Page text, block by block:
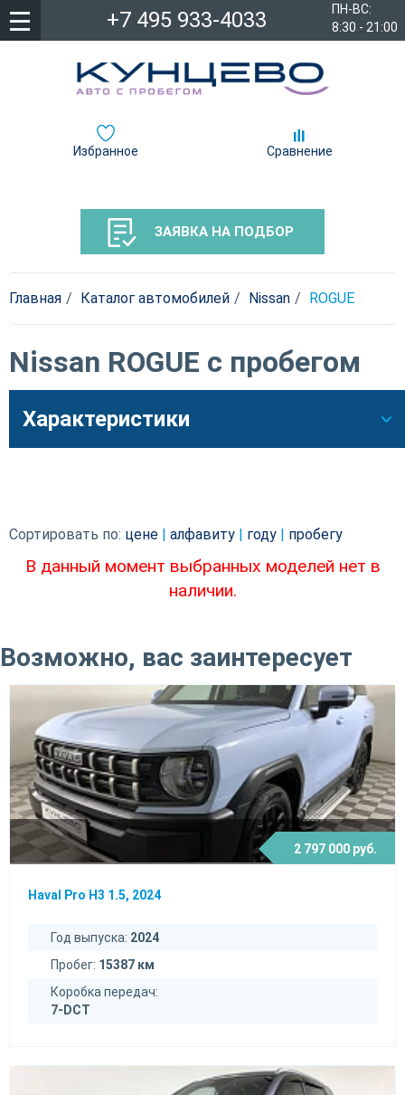
ПН-ВС:
8:30 - 21:00
+7 495 933-4033
Избранное Сравнение
ЗАЯВКА НА ПОДБОР
Главная Каталог автомобилей Nissan ROGUE
Nissan ROGUE с пробегом
Характеристики
Сортировать по: цене алфавиту году пробегу
В данный момент выбранных моделей нет в
наличии.
Возможно, вас заинтересует
2 797 000 руб.
Haval Pro H3 1.5, 2024
Год выпуска: 2024
Пробег: 15387 км
Коробка передач:
7-DCT